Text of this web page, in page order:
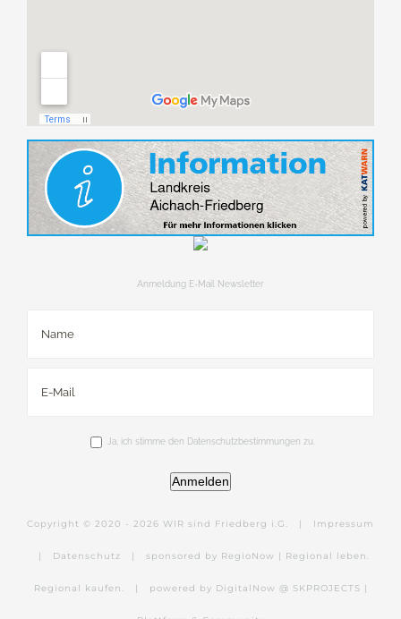
Anmeldung E-Mail Newsletter
Ja, ich stimme den Datenschutzbestimmungen zu.
Anmelden
Copyright © 2020 - 2026 WIR sind Friedberg i.G. | Impressum
| Datenschutz | sponsored by RegioNow | Regional leben.
Regional kaufen. | powered by DigitalNow @ SKPROJECTS |